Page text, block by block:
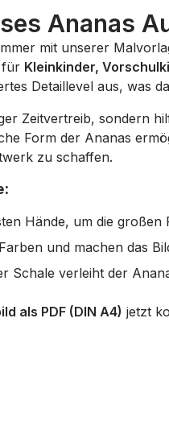
Ananas
mit unserer
für Kleinkinder,
Detaillevel aus, was
Zeitvertreib, sondern
Form der Ananas
zu schaffen.
Hände, um die
und machen das
Schale verleiht der
als PDF (DIN A4) jetzt